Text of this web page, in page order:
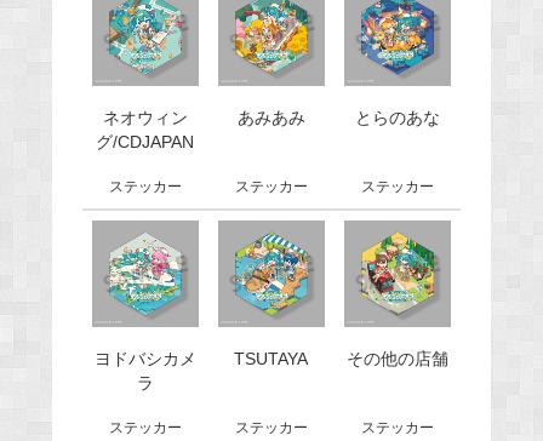
ネオウィン
グ/CDJAPAN
あみあみ とらのあな
ステッカー ステッカー ステッカー
ヨドバシカメ
ラ
TSUTAYA その他の店舗
ステッカー ステッカー ステッカー